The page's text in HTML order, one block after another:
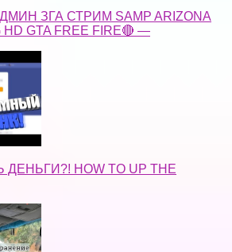
ЗГА СТРИМ SAMP ARIZONA
HD GTA FREE FIRE🔴 —
HOW TO UP THE